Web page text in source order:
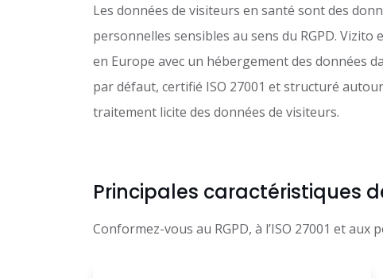
Les données de visiteurs en santé sont des
personnelles sensibles au sens du RGPD. Vizito
en Europe avec un hébergement des données
par défaut, certifié ISO 27001 et structuré autour
traitement licite des données de visiteurs.
Principales caractéristiques
Conformez-vous au RGPD, à l’ISO 27001 et